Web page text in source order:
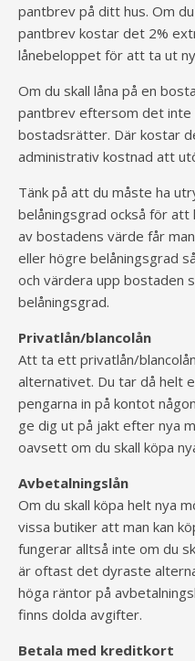
pantbrev på ditt hus. Om
pantbrev kostar det 2%
lånebeloppet för att ta ut
Om du skall låna på en
pantbrev eftersom det inte
bostadsrätter. Där kostar
administrativ kostnad att
Tänk på att du måste ha
belåningsgrad också för att
av bostadens värde får
eller högre belåningsgrad
och värdera upp bostaden
belåningsgrad.
Privatlån/blancolån
Att ta ett privatlån/
alternativet. Du tar då helt
pengarna in på kontot
ge dig ut på jakt efter nya
oavsett om du skall köpa
Avbetalningslån
Om du skall köpa helt nya
vissa butiker att man kan
fungerar alltså inte om du
är oftast det dyraste
höga räntor på
finns dolda avgifter.
Betala med kreditkort